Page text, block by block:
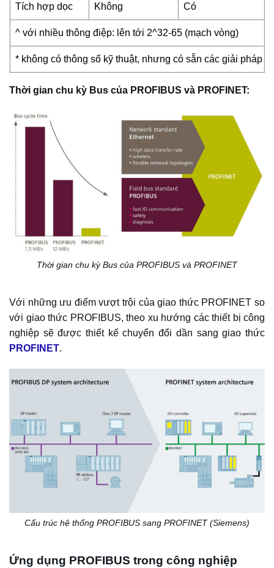
Tích hợp dọc Không Có
^ với nhiều thông điệp: lên tới 2^32-65 (mạch vòng)
* không có thông số kỹ thuật, nhưng có sẵn các giải pháp
Thời gian chu kỳ Bus của PROFIBUS và PROFINET:
Thời gian chu kỳ Bus của PROFIBUS và PROFINET
Với những ưu điểm vượt trội của giao thức PROFINET so
với giao thức PROFIBUS, theo xu hướng các thiết bị công
nghiệp sẽ được thiết kế chuyển đổi dần sang giao thức
PROFINET.
Cấu trúc hệ thống PROFIBUS sang PROFINET (Siemens)
Ứng dụng PROFIBUS trong công nghiệp